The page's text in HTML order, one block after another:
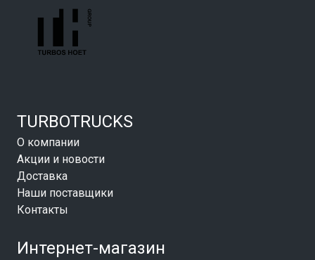
TURBOTRUCKS
О компании
Акции и новости
Доставка
Наши поставщики
Контакты
Интернет-магазин